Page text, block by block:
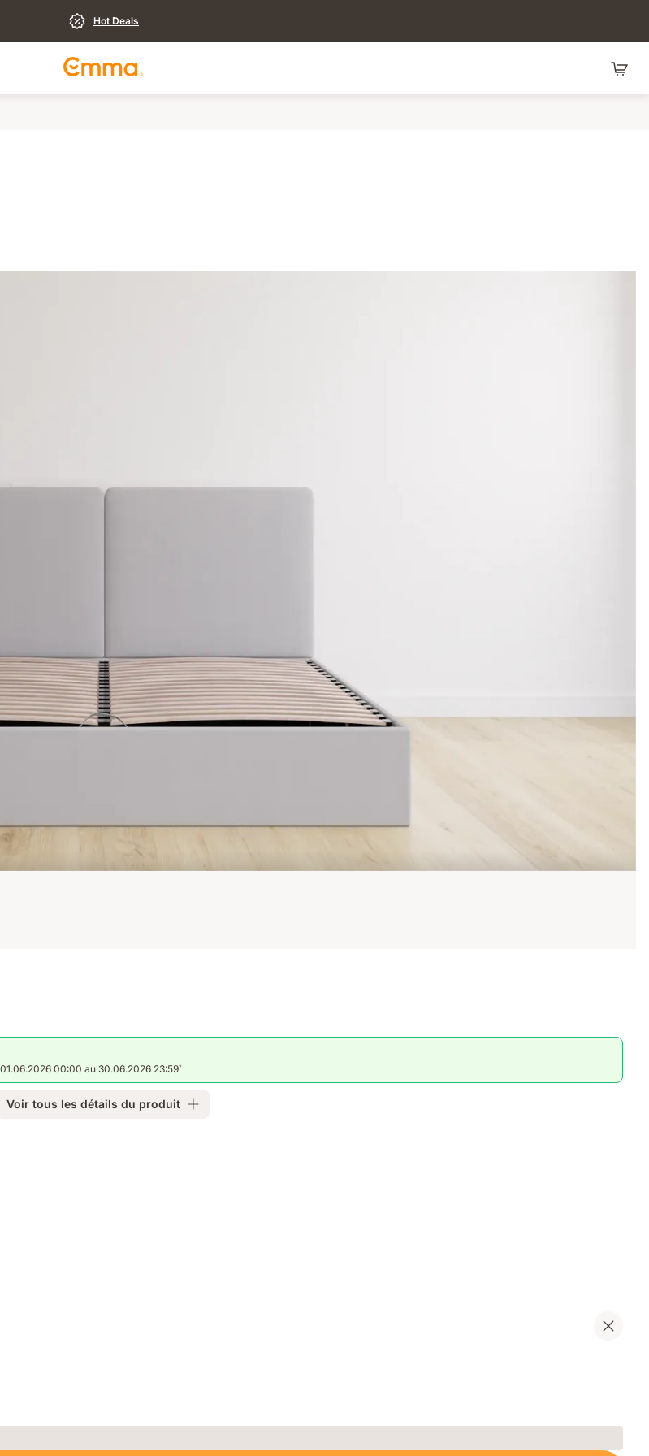
Hot Deals
00:00 au 30.06.2026 23:592
Voir tous les détails du produit